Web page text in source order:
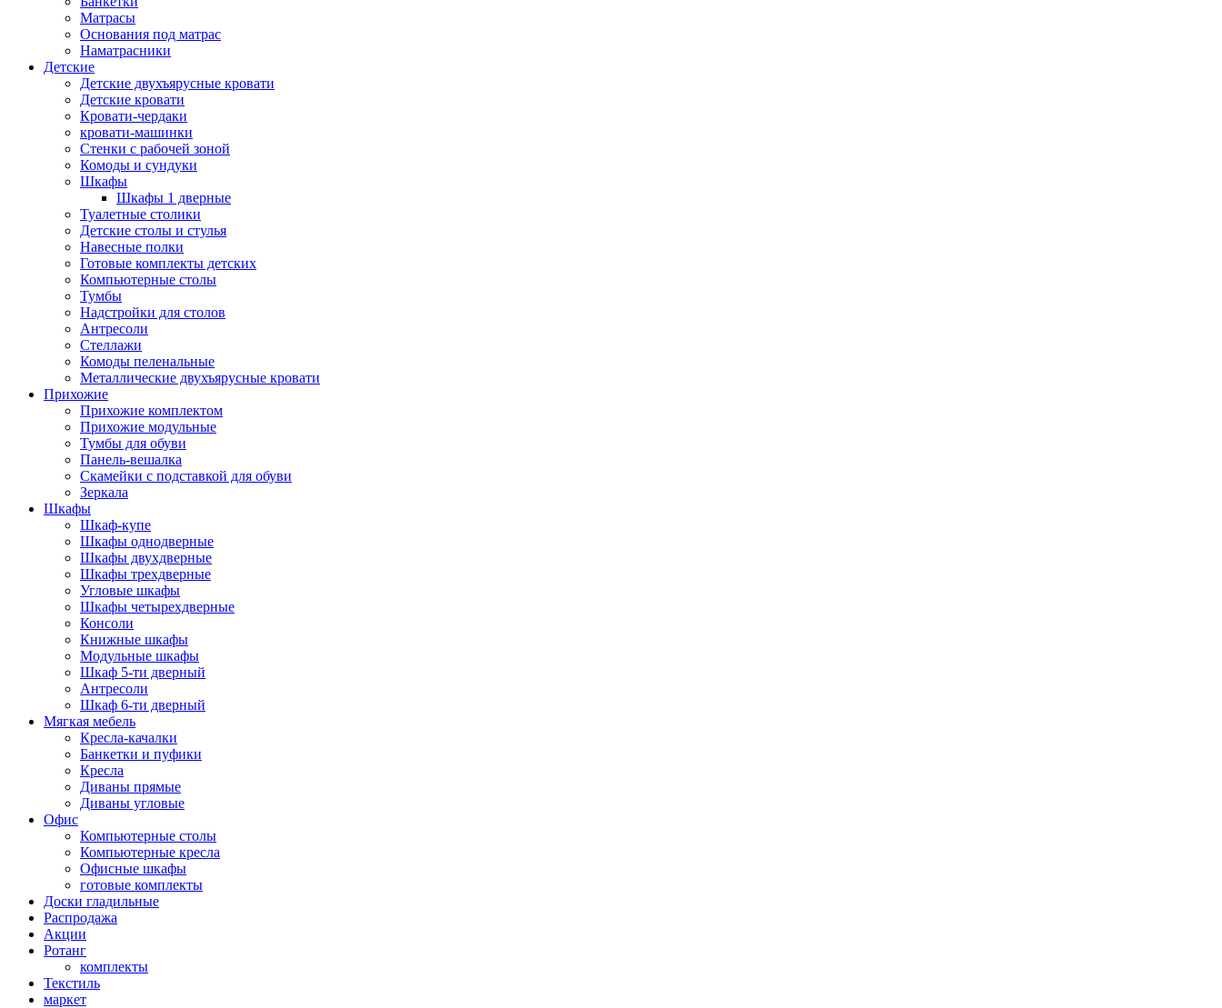
Матрасы
Основания под матрас
Наматрасники
Детские
Детские двухъярусные кровати
Детские кровати
Кровати-чердаки
кровати-машинки
Стенки с рабочей зоной
Комоды и сундуки
Шкафы
Шкафы 1 дверные
Туалетные столики
Детские столы и стулья
Навесные полки
Готовые комплекты детских
Компьютерные столы
Тумбы
Надстройки для столов
Антресоли
Стеллажи
Комоды пеленальные
Металлические двухъярусные кровати
Прихожие
Прихожие комплектом
Прихожие модульные
Тумбы для обуви
Панель-вешалка
Скамейки с подставкой для обуви
Зеркала
Шкафы
Шкаф-купе
Шкафы однодверные
Шкафы двухдверные
Шкафы трехдверные
Угловые шкафы
Шкафы четырехдверные
Консоли
Книжные шкафы
Модульные шкафы
Шкаф 5-ти дверный
Антресоли
Шкаф 6-ти дверный
Мягкая мебель
Кресла-качалки
Банкетки и пуфики
Кресла
Диваны прямые
Диваны угловые
Офис
Компьютерные столы
Компьютерные кресла
Офисные шкафы
готовые комплекты
Доски гладильные
Распродажа
Акции
Ротанг
комплекты
Текстиль
маркет